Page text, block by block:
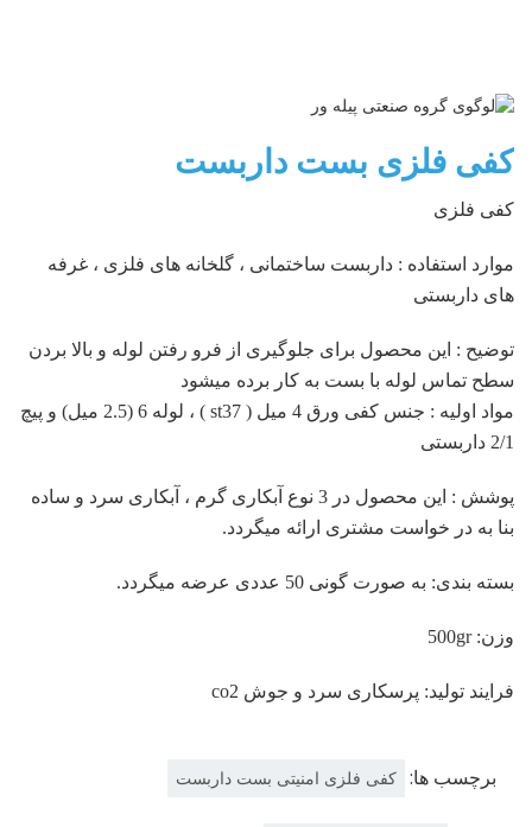
کفی فلزی بست داربست
کفی فلزی
موارد استفاده : داربست ساختمانی ، گلخانه های فلزی ، غرفه
های داربستی
توضیح : این محصول برای جلوگیری از فرو رفتن لوله و بالا بردن
سطح تماس لوله با بست به کار برده میشود
مواد اولیه : جنس کفی ورق 4 میل ( st37 ) ، لوله 6 (2.5 میل) و پیچ
2/1 داربستی
پوشش : این محصول در 3 نوع آبکاری گرم ، آبکاری سرد و ساده
بنا به در خواست مشتری ارائه میگردد.
بسته بندی: به صورت گونی 50 عددی عرضه میگردد.
وزن: 500gr
فرایند تولید: پرسکاری سرد و جوش co2
برچسب ها: کفی فلزی امنیتی بست داربست